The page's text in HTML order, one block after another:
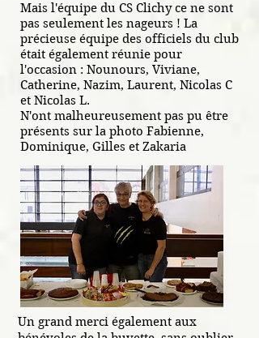
Mais l'équipe du CS Clichy ce ne sont
pas seulement les nageurs ! La
précieuse équipe des officiels du club
était également réunie pour
l'occasion : Nounours, Viviane,
Catherine, Nazim, Laurent, Nicolas C
et Nicolas L.
N'ont malheureusement pas pu être
présents sur la photo Fabienne,
Dominique, Gilles et Zakaria
Un grand merci également aux